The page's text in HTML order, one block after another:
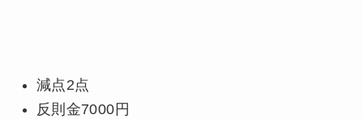
減点2点
反則金7000円